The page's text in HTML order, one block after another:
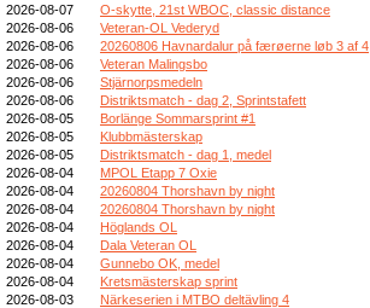
2026-08-07
O-skytte, 21st WBOC, classic distance
2026-08-06
Veteran-OL Vederyd
2026-08-06
20260806 Havnardalur på færøerne løb 3 af 4
2026-08-06
Veteran Malingsbo
2026-08-06
Stjärnorpsmedeln
2026-08-06
Distriktsmatch - dag 2, Sprintstafett
2026-08-05
Borlänge Sommarsprint #1
2026-08-05
Klubbmästerskap
2026-08-05
Distriktsmatch - dag 1, medel
2026-08-04
MPOL Etapp 7 Oxie
2026-08-04
20260804 Thorshavn by night
2026-08-04
20260804 Thorshavn by night
2026-08-04
Höglands OL
2026-08-04
Dala Veteran OL
2026-08-04
Gunnebo OK, medel
2026-08-04
Kretsmästerskap sprint
2026-08-03
Närkeserien i MTBO deltävling 4